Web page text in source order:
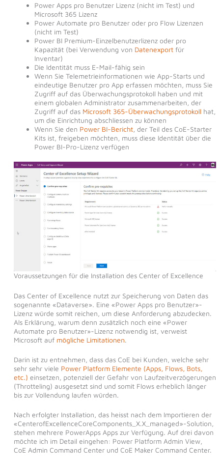
Power Apps pro Benutzer Lizenz (nicht im Test) und
Microsoft 365 Lizenz
Power Automate pro Benutzer oder pro Flow Lizenzen
(nicht im Test)
Power BI Premium-Einzelbenutzerlizenz oder pro
Kapazität (bei Verwendung von Datenexportfür
Inventar)
Die Identität muss E-Mail-fähig sein
Wenn Sie Telemetrieinformationen wie App-Starts und
eindeutige Benutzer pro App erfassen möchten, muss Sie
Zugriff auf das Überwachungsprotokoll haben und mit
einem globalen Administrator zusammenarbeiten, der
Zugriff auf das Microsoft 365-Überwachungsprotokollhat,
um die Einrichtung abschliessen zu können
Wenn Sie den Power BI-Bericht, der Teil des CoE-Starter
Kits ist, freigeben möchten, muss diese Identität über die
Power BI-Pro-Lizenz verfügen
Voraussetzungen für die Installation des Center of Excellence
Das Center of Excellence nutzt zur Speicherung von Daten das
sogenannte «Dataverse». Eine «Power Apps pro Benutzer»-
Lizenz würde somit reichen, um diese Anforderung abzudecken.
Als Erklärung, warum denn zusätzlich noch eine «Power
Automate pro Benutzer»-Lizenz notwendig ist, verweist
Microsoft auf mögliche Limitationen.
Darin ist zu entnehmen, dass das CoE bei Kunden, welche sehr
sehr sehr viele Power Platform Elemente (Apps, Flows, Bots,
etc.) einsetzen, potenziell der Gefahr von Laufzeitverzögerungen
(Throtteling) ausgesetzt sind und somit Flows erheblich länger
bis zur Vollendung laufen würden.
Nach erfolgter Installation, das heisst nach dem Importieren der
«CenterofExcellenceCoreComponents_X.X_managed»-Solution,
stehen mehrere PowerApps Apps zur Verfügung. Auf drei davon
möchte ich im Detail eingehen: Power Platform Admin View,
CoE Admin Command Center und CoE Maker Command Center.